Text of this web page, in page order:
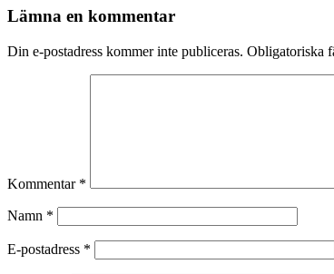
Lämna en kommentar
Din e-postadress kommer inte publiceras. Obligatoriska
Kommentar *
Namn *
E-postadress *